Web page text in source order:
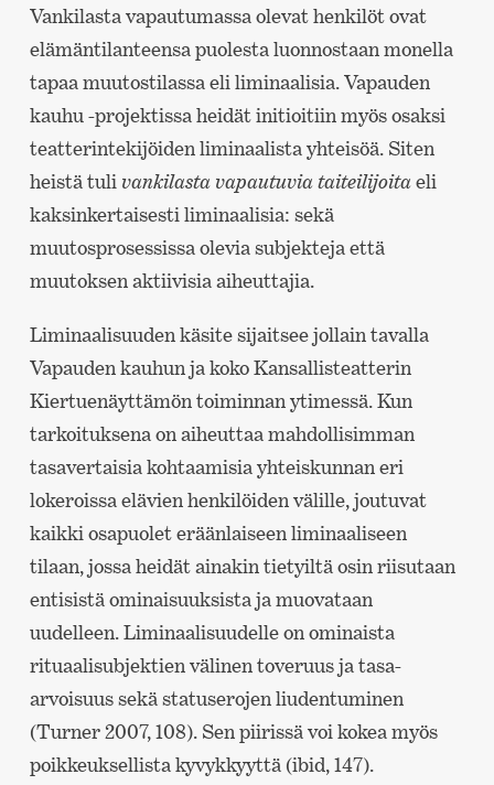
Vankilasta vapautumassa olevat henkilöt ovat
elämäntilanteensa puolesta luonnostaan monella
tapaa muutostilassa eli liminaalisia. Vapauden
kauhu -projektissa heidät initioitiin myös osaksi
teatterintekijöiden liminaalista yhteisöä. Siten
heistä tuli vankilasta vapautuvia taiteilijoitaeli
kaksinkertaisesti liminaalisia: sekä
muutosprosessissa olevia subjekteja että
muutoksen aktiivisia aiheuttajia.
Liminaalisuuden käsite sijaitsee jollain tavalla
Vapauden kauhun ja koko Kansallisteatterin
Kiertuenäyttämön toiminnan ytimessä. Kun
tarkoituksena on aiheuttaa mahdollisimman
tasavertaisia kohtaamisia yhteiskunnan eri
lokeroissa elävien henkilöiden välille, joutuvat
kaikki osapuolet eräänlaiseen liminaaliseen
tilaan, jossa heidät ainakin tietyiltä osin riisutaan
entisistä ominaisuuksista ja muovataan
uudelleen. Liminaalisuudelle on ominaista
rituaalisubjektien välinen toveruus ja tasa-
arvoisuus sekä statuserojen liudentuminen
(Turner 2007, 108). Sen piirissä voi kokea myös
poikkeuksellista kyvykkyyttä (ibid, 147).